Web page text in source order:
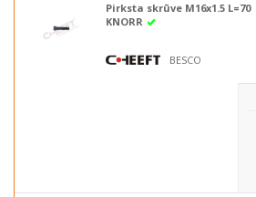
Pirksta skrūve M16x1.5 L=70
KNORR
BESCO